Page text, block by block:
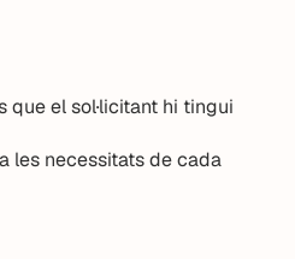
el sol·licitant hi tingui
les necessitats de cada